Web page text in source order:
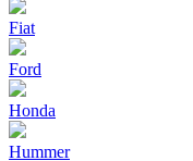
Fiat
Ford
Honda
Hummer